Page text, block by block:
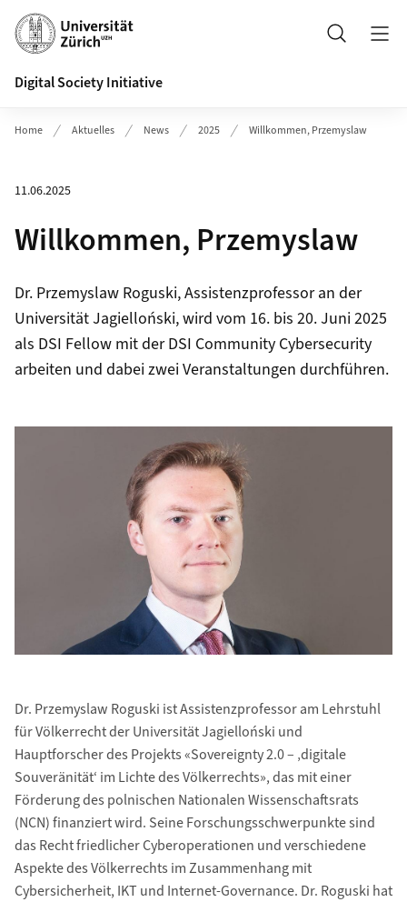
Header
Suche
Digital Society Initiative
Home Aktuelles News 2025 Willkommen, Przemyslaw
11.06.2025
Willkommen, Przemyslaw
Dr. Przemyslaw Roguski, Assistenzprofessor an der
Universität Jagielloński, wird vom 16. bis 20. Juni 2025
als DSI Fellow mit der DSI Community Cybersecurity
arbeiten und dabei zwei Veranstaltungen durchführen.
Dr. Przemyslaw Roguski ist Assistenzprofessor am Lehrstuhl
für Völkerrecht der Universität Jagielloński und
Hauptforscher des Projekts «Sovereignty 2.0 – ‚digitale
Souveränität‘ im Lichte des Völkerrechts», das mit einer
Förderung des polnischen Nationalen Wissenschaftsrats
(NCN) finanziert wird. Seine Forschungsschwerpunkte sind
das Recht friedlicher Cyberoperationen und verschiedene
Aspekte des Völkerrechts im Zusammenhang mit
Cybersicherheit, IKT und Internet-Governance. Dr. Roguski hat